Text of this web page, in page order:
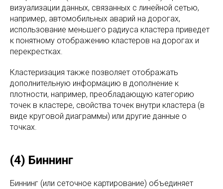
визуализации данных, связанных с линейной сетью,
например, автомобильных аварий на дорогах,
использование меньшего радиуса кластера приведет
к понятному отображению кластеров на дорогах и
перекрестках.
Кластеризация также позволяет отображать
дополнительную информацию в дополнение к
плотности, например, преобладающую категорию
точек в кластере, свойства точек внутри кластера (в
виде круговой диаграммы) или другие данные о
точках.
(4) Биннинг
Биннинг (или сеточное картирование) объединяет